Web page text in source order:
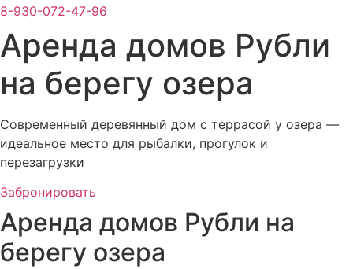
8-930-072-47-96
Аренда домов Рубли
на берегу озерa
Современный деревянный дом с террасой у озера —
идеальное место для рыбалки, прогулок и
перезагрузки
Забронировать
Аренда домов Рубли на
берегу озерa